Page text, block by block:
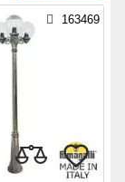
163469